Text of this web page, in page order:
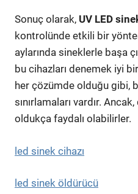
Sonuç olarak, UV LED
kontrolünde etkili bir
aylarında sineklerle başa
bu cihazları denemek iyi
her çözümde olduğu gibi,
sınırlamaları vardır.
oldukça faydalı olabilirler.
led sinek cihazı
led sinek öldürücü